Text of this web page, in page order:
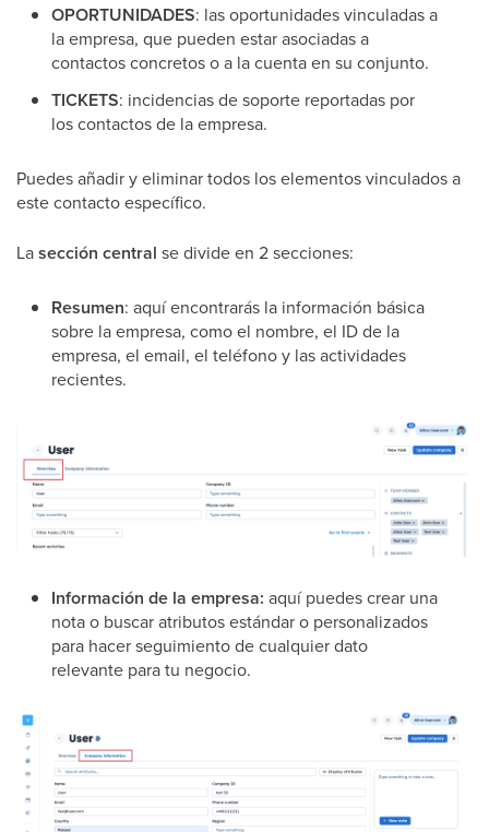
OPORTUNIDADES: las oportunidades vinculadas a
la empresa, que pueden estar asociadas a
contactos concretos o a la cuenta en su conjunto.
TICKETS: incidencias de soporte reportadas por
los contactos de la empresa.
Puedes añadir y eliminar todos los elementos vinculados a
este contacto específico.
Lasección central se divide en 2 secciones:
Resumen: aquí encontrarás la información básica
sobre la empresa, como el nombre, el ID de la
empresa, el email, el teléfono y las actividades
recientes.
Información de la empresa: aquí puedes crear una
nota o buscar atributos estándar o personalizados
para hacer seguimiento de cualquier dato
relevante para tu negocio.